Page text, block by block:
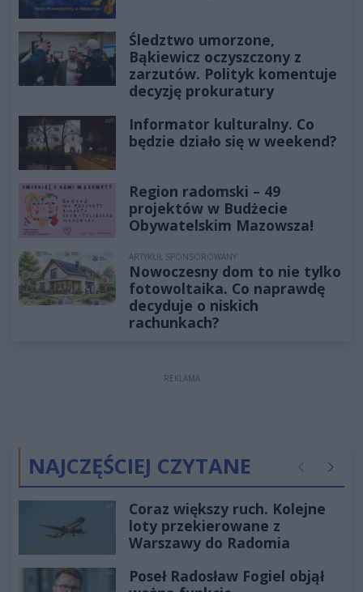
Śledztwo umorzone,
Bąkiewicz oczyszczony z
zarzutów. Polityk komentuje
decyzję prokuratury
Informator kulturalny. Co
będzie działo się w weekend?
Region radomski – 49
projektów w Budżecie
Obywatelskim Mazowsza!
ARTYKUŁ SPONSOROWANY
Nowoczesny dom to nie tylko
fotowoltaika. Co naprawdę
decyduje o niskich
rachunkach?
REKLAMA
NAJCZĘŚCIEJ CZYTANE Poprzednie
Coraz większy ruch. Kolejne
loty przekierowane z
Warszawy do Radomia
Poseł Radosław Fogiel objął